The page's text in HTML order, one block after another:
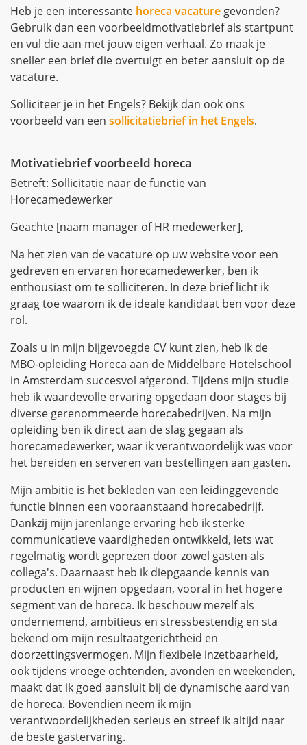
Heb je een interessante horeca vacature gevonden?
Gebruik dan een voorbeeldmotivatiebrief als startpunt
en vul die aan met jouw eigen verhaal. Zo maak je
sneller een brief die overtuigt en beter aansluit op de
vacature.
Solliciteer je in het Engels? Bekijk dan ook ons
voorbeeld van een sollicitatiebrief in het Engels.
Motivatiebrief voorbeeld horeca
Betreft: Sollicitatie naar de functie van
Horecamedewerker
Geachte [naam manager of HR medewerker],
Na het zien van de vacature op uw website voor een
gedreven en ervaren horecamedewerker, ben ik
enthousiast om te solliciteren. In deze brief licht ik
graag toe waarom ik de ideale kandidaat ben voor deze
rol.
Zoals u in mijn bijgevoegde CV kunt zien, heb ik de
MBO-opleiding Horeca aan de Middelbare Hotelschool
in Amsterdam succesvol afgerond. Tijdens mijn studie
heb ik waardevolle ervaring opgedaan door stages bij
diverse gerenommeerde horecabedrijven. Na mijn
opleiding ben ik direct aan de slag gegaan als
horecamedewerker, waar ik verantwoordelijk was voor
het bereiden en serveren van bestellingen aan gasten.
Mijn ambitie is het bekleden van een leidinggevende
functie binnen een vooraanstaand horecabedrijf.
Dankzij mijn jarenlange ervaring heb ik sterke
communicatieve vaardigheden ontwikkeld, iets wat
regelmatig wordt geprezen door zowel gasten als
collega's. Daarnaast heb ik diepgaande kennis van
producten en wijnen opgedaan, vooral in het hogere
segment van de horeca. Ik beschouw mezelf als
ondernemend, ambitieus en stressbestendig en sta
bekend om mijn resultaatgerichtheid en
doorzettingsvermogen. Mijn flexibele inzetbaarheid,
ook tijdens vroege ochtenden, avonden en weekenden,
maakt dat ik goed aansluit bij de dynamische aard van
de horeca. Bovendien neem ik mijn
verantwoordelijkheden serieus en streef ik altijd naar
de beste gastervaring.